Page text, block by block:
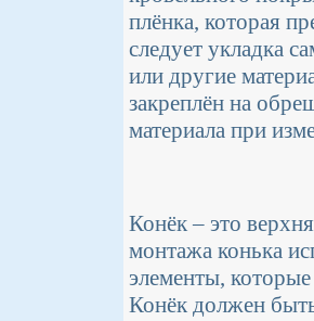
плёнка, которая
следует укладка
или другие
закреплён на
материала при
Конёк – это
монтажа конька
элементы,
Конёк должен